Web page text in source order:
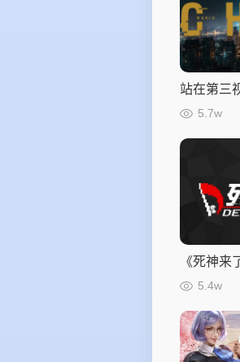
站在第三
联盟》直
5.7w
《死神来
“意外”
5.4w